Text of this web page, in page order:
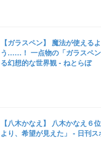
【ガラスペン】 魔法が使える
う……！ 一点物の「ガラスペ
る幻想的な世界観 - ねとらぼ
【八木かなえ】 八木かなえ６
より、希望が見えた」 - 日刊ス